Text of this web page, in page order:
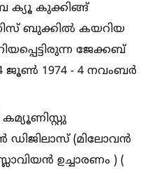
ക്യൂ കുക്കിങ്ങ്
ബുക്കില്‍ കയറിയ
ജേക്കബ്
1974 - 4 നവംബർ
ഡിജിലാസ് (മിലോവൻ
ഉച്ചാരണം ) (